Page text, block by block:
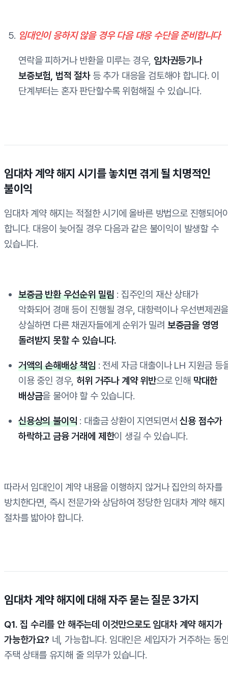
임대인이 응하지 않을 경우 다음 대응 수단을 준비합니다
연락을 피하거나 반환을 미루는 경우, 임차권등기나
보증보험, 법적 절차등 추가 대응을 검토해야 합니다. 이
단계부터는 혼자 판단할수록 위험해질 수 있습니다.
임대차 계약 해지 시기를 놓치면 겪게 될 치명적인
불이익
임대차 계약 해지는 적절한 시기에 올바른 방법으로 진행되어
합니다. 대응이 늦어질 경우 다음과 같은 불이익이 발생할 수
있습니다.
보증금 반환 우선순위 밀림 : 집주인의 재산 상태가
악화되어 경매 등이 진행될 경우, 대항력이나 우선변제권
상실하면 다른 채권자들에게 순위가 밀려 보증금을 영영
돌려받지 못할 수 있습니다.
거액의 손해배상 책임 : 전세 자금 대출이나 LH 지원금 등
이용 중인 경우, 허위 거주나 계약 위반으로 인해 막대한
배상금을 물어야 할 수 있습니다.
신용상의 불이익 : 대출금 상환이 지연되면서신용 점수가
하락하고 금융 거래에 제한이 생길 수 있습니다.
따라서 임대인이 계약 내용을 이행하지 않거나 집안의 하자를
방치한다면, 즉시 전문가와 상담하여 정당한 임대차 계약 해지
절차를 밟아야 합니다.
임대차 계약 해지에 대해 자주 묻는 질문 3가지
Q1. 집 수리를 안 해주는데 이것만으로도 임대차 계약 해지가
가능한가요? 네, 가능합니다. 임대인은 세입자가 거주하는 동
주택 상태를 유지해 줄 의무가 있습니다.